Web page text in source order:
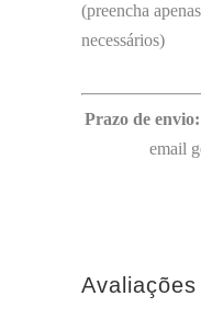
(preencha
necessários)
Prazo de envio:
email
Avaliações